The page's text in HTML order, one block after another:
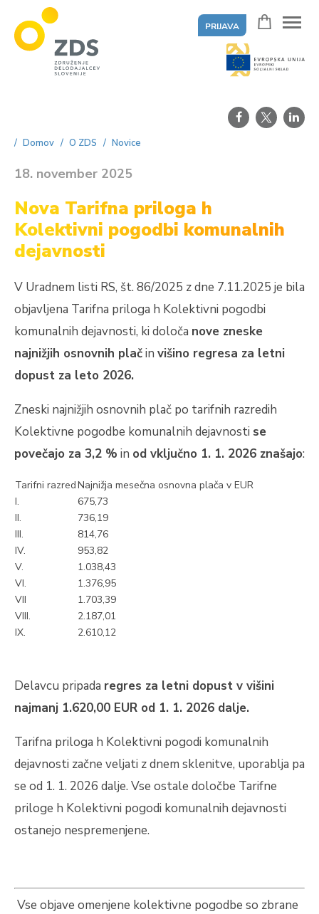
PRIJAVA
Domov O ZDS Novice
18. november 2025
Nova Tarifna priloga h
Kolektivni pogodbi komunalnih
dejavnosti
V Uradnem listi RS, št. 86/2025 z dne 7.11.2025 je bila
objavljena Tarifna priloga h Kolektivni pogodbi
komunalnih dejavnosti, ki določa nove zneske
najnižjih osnovnih plačin višino regresa za letni
dopust za leto 2026.
Zneski najnižjih osnovnih plač po tarifnih razredih
Kolektivne pogodbe komunalnih dejavnosti se
povečajo za 3,2 % in od vključno 1. 1. 2026 znašajo:
Tarifni razredNajnižja mesečna osnovna plača v EUR
I.
675,73
II.
736,19
III.
814,76
IV.
953,82
V.
1.038,43
VI.
1.376,95
VII
1.703,39
VIII.
2.187,01
IX.
2.610,12
Delavcu pripada regres za letni dopust v višini
najmanj 1.620,00 EUR od 1. 1. 2026 dalje.
Tarifna priloga h Kolektivni pogodi komunalnih
dejavnosti začne veljati z dnem sklenitve, uporablja pa
se od 1. 1. 2026 dalje. Vse ostale določbe Tarifne
priloge h Kolektivni pogodi komunalnih dejavnosti
ostanejo nespremenjene.
Vse objave omenjene kolektivne pogodbe so zbrane